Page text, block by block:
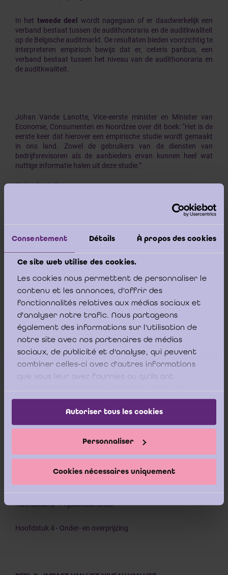
Consentement Détails À propos des cookies
Ce site web utilise des cookies.
Les cookies nous permettent de personnaliser le
contenu et les annonces, d'offrir des
fonctionnalités relatives aux médias sociaux et
d'analyser notre trafic. Nous partageons
également des informations sur l'utilisation de
notre site avec nos partenaires de médias
sociaux, de publicité et d'analyse, qui peuvent
combiner celles-ci avec d'autres informations
que vous leur avez fournies ou qu'ils ont
services.
Autoriser tous les cookies
Personnaliser
Cookies nécessaires uniquement
In het tweede deel
wordt nagegaan of er daadwerkelijk een
verband bestaat tussen de audithonoraria en de auditkwaliteit
op de Belgische auditmarkt. De resultaten bieden voorzichtig te
interpreteren empirisch bewijs dat er, ceteris paribus, een
verband bestaat tussen het niveau van de audithonoraria en
de auditkwaliteit.
Johan Vande Lanotte, Vice-eerste minister en Minister van
Economie, Consumenten en Noordzee over dit boek: “Het is de
eerste keer dat hierover een empirische studie wordt gemaakt
in ons land. Zowel de gebruikers van de diensten van
bedrijfsrevisoren als de aanbieders ervan kunnen heel wat
nuttige informatie halen uit deze studie.”
Online bestellen
Inhoudstafel
Woord vooraf
Executive Summary (NL)
Executive Summary (EN)
Hoofdstuk 1 - Auditkwaliteit: gedefinieerd en gemeten
Hoofdstuk 3 - Prijsconcurrentie
Hoofdstuk 4 - Onder- en overprijzing